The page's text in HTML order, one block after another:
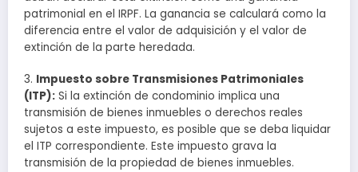
patrimonial en el IRPF. La ganancia se calculará como la
diferencia entre el valor de adquisición y el valor de
extinción de la parte heredada.
3. Impuesto sobre Transmisiones Patrimoniales
(ITP): Si la extinción de condominio implica una
transmisión de bienes inmuebles o derechos reales
sujetos a este impuesto, es posible que se deba liquidar
el ITP correspondiente. Este impuesto grava la
transmisión de la propiedad de bienes inmuebles.